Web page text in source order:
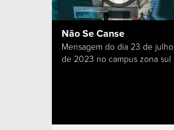
Não Se Canse
Mensagem do dia 23 de julho
de 2023 no campus zona sul